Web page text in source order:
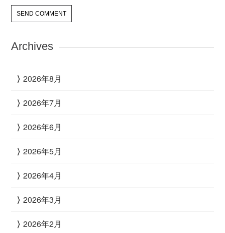
Archives
2026年8月
2026年7月
2026年6月
2026年5月
2026年4月
2026年3月
2026年2月